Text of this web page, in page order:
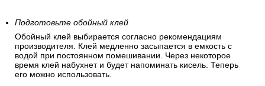
Подготовьте обойный клей
Обойный клей выбирается согласно рекомендациям
производителя. Клей медленно засыпается в емкость с
водой при постоянном помешивании. Через некоторое
время клей набухнет и будет напоминать кисель. Теперь
его можно использовать.